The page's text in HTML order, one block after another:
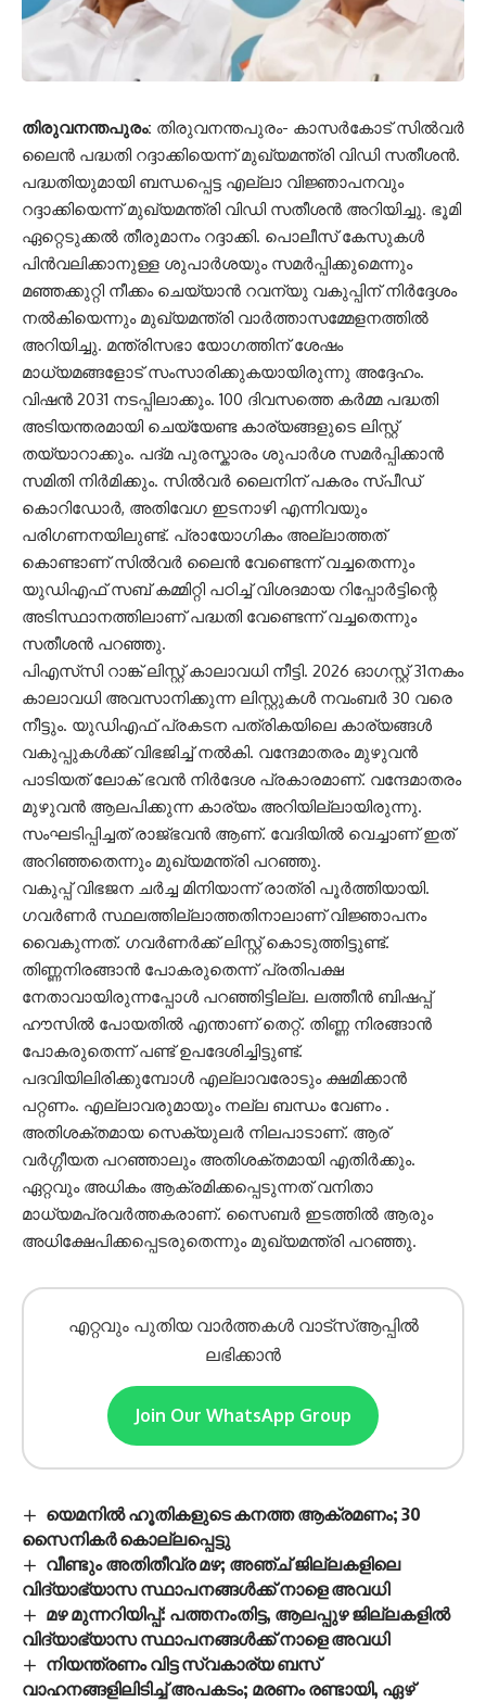
തിരുവനന്തപുരം: തിരുവനന്തപുരം- കാസർകോട് സിൽവർ
ലൈൻ പദ്ധതി റദ്ദാക്കിയെന്ന് മുഖ്യമന്ത്രി വിഡി സതീശൻ.
പദ്ധതിയുമായി ബന്ധപ്പെട്ട എല്ലാ വിജ്ഞാപനവും
റദ്ദാക്കിയെന്ന് മുഖ്യമന്ത്രി വിഡി സതീശൻ അറിയിച്ചു. ഭൂമി
ഏറ്റെടുക്കൽ തീരുമാനം റദ്ദാക്കി. പൊലീസ് കേസുകൾ
പിൻവലിക്കാനുള്ള ശുപാർശയും സമർപ്പിക്കുമെന്നും
മഞ്ഞക്കുറ്റി നീക്കം ചെയ്യാൻ റവന്യു വകുപ്പിന് നിർദ്ദേശം
നൽകിയെന്നും മുഖ്യമന്ത്രി വാർത്താസമ്മേളനത്തിൽ
അറിയിച്ചു. മന്ത്രിസഭാ യോ​ഗത്തിന് ശേഷം
മാധ്യമങ്ങളോട് സംസാരിക്കുകയായിരുന്നു അദ്ദേഹം.
വിഷൻ 2031 നടപ്പിലാക്കും. 100 ദിവസത്തെ കർമ്മ പദ്ധതി
അടിയന്തരമായി ചെയ്യേണ്ട കാര്യങ്ങളുടെ ലിസ്റ്റ്
തയ്യാറാക്കും. പദ്മ പുരസ്കാരം ശുപാർശ സമർപ്പിക്കാൻ
സമിതി നിർമിക്കും. സിൽവർ ലൈനിന് പകരം സ്പീഡ്
കൊറിഡോർ, അതിവേഗ ഇടനാഴി എന്നിവയും
പരിഗണനയിലുണ്ട്. പ്രായോഗികം അല്ലാത്തത്
കൊണ്ടാണ് സിൽവർ ലൈൻ വേണ്ടെന്ന് വച്ചതെന്നും
യുഡിഎഫ് സബ് കമ്മിറ്റി പഠിച്ച് വിശദമായ റിപ്പോർട്ടിന്റെ
അടിസ്ഥാനത്തിലാണ് പദ്ധതി വേണ്ടെന്ന് വച്ചതെന്നും
സതീശൻ പറഞ്ഞു.
പിഎസ്‍സി റാങ്ക് ലിസ്റ്റ് കാലാവധി നീട്ടി. 2026 ഓഗസ്റ്റ് 31നകം
കാലാവധി അവസാനിക്കുന്ന ലിസ്റ്റുകൾ നവംബർ 30 വരെ
നീട്ടും. യുഡിഎഫ് പ്രകടന പത്രികയിലെ കാര്യങ്ങൾ
വകുപ്പുകൾക്ക് വിഭജിച്ച് നൽകി. വന്ദേമാതരം മുഴുവൻ
പാടിയത് ലോക് ഭവൻ നിർദേശ പ്രകാരമാണ്. വന്ദേമാതരം
മുഴുവൻ ആലപിക്കുന്ന കാര്യം അറിയില്ലായിരുന്നു.
സംഘടിപ്പിച്ചത് രാജ്ഭവൻ ആണ്. വേദിയിൽ വെച്ചാണ് ഇത്
അറിഞ്ഞതെന്നും മുഖ്യമന്ത്രി പറഞ്ഞു.
വകുപ്പ് വിഭജന ചർച്ച മിനിയാന്ന് രാത്രി പൂർത്തിയായി.
ഗവർണർ സ്ഥലത്തില്ലാത്തതിനാലാണ് വിജ്ഞാപനം
വൈകുന്നത്. ഗവർണർക്ക് ലിസ്റ്റ് കൊടുത്തിട്ടുണ്ട്.
തിണ്ണനിരങ്ങാൻ പോകരുതെന്ന് പ്രതിപക്ഷ
നേതാവായിരുന്നപ്പോൾ പറഞ്ഞിട്ടില്ല. ലത്തീൻ ബിഷപ്പ്
ഹൗസിൽ പോയതിൽ എന്താണ് തെറ്റ്. തിണ്ണ നിരങ്ങാൻ
പോകരുതെന്ന് പണ്ട് ഉപദേശിച്ചിട്ടുണ്ട്.
പദവിയിലിരിക്കുമ്പോൾ എല്ലാവരോടും ക്ഷമിക്കാൻ
പറ്റണം. എല്ലാവരുമായും നല്ല ബന്ധം വേണം .
അതിശക്തമായ സെക്യുലർ നിലപാടാണ്. ആര്
വർഗ്ഗീയത പറഞ്ഞാലും അതിശക്തമായി എതിർക്കും.
ഏറ്റവും അധികം ആക്രമിക്കപ്പെടുന്നത് വനിതാ
മാധ്യമപ്രവർത്തകരാണ്. സൈബർ ഇടത്തിൽ ആരും
അധിക്ഷേപിക്കപ്പെടരുതെന്നും മുഖ്യമന്ത്രി പറഞ്ഞു.
എറ്റവും പുതിയ വാർത്തകൾ വാട്സ്ആപ്പിൽ
ലഭിക്കാൻ
Join Our WhatsApp Group
യെമനില്‍ ഹൂതികളുടെ കനത്ത ആക്രമണം; 30
സൈനികര്‍ കൊല്ലപ്പെട്ടു
വീണ്ടും അതിതീവ്ര മഴ; അഞ്ച് ജില്ലകളിലെ
വിദ്യാഭ്യാസ സ്ഥാപനങ്ങൾക്ക് നാളെ അവധി
മഴ മുന്നറിയിപ്പ്: പത്തനംതിട്ട, ആലപ്പുഴ ജില്ലകളിൽ
വിദ്യാഭ്യാസ സ്ഥാപനങ്ങൾക്ക് നാളെ അവധി
നിയന്ത്രണം വിട്ട സ്വകാര്യ ബസ്
വാഹനങ്ങളിലിടിച്ച് അപകടം; മരണം രണ്ടായി, ഏഴ്